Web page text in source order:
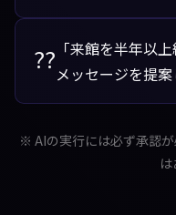
?? 「来館を半年以
メッセージを提案
※ AIの実行には必ず承認
は